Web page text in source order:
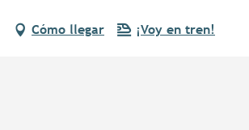
Cómo llegar ¡Voy en tren!